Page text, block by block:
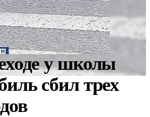
у школы
сбил трех